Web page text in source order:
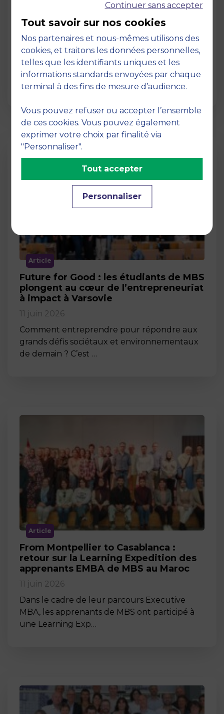
de l’Économie Numérique 2026 : un
engagement au service de
l’innovation en occitanie
12 juin 2026
La semaine dernière, le campus de MBS
School of Business a ouvert ses portes aux
jurys des Trophées …
Article
Future for Good : les étudiants de MBS
plongent au cœur de l’entrepreneuriat
à impact à Varsovie
11 juin 2026
Comment entreprendre pour répondre aux
grands défis sociétaux et environnementaux
de demain ? C’est …
Article
From Montpellier to Casablanca :
retour sur la Learning Expedition des
apprenants EMBA de MBS au Maroc
11 juin 2026
Dans le cadre de leur parcours Executive
MBA, les apprenants de MBS ont participé à
une Learning Exp…
Continuer sans accepter
Tout savoir sur nos cookies
Nos partenaires et nous-mêmes utilisons des
cookies, et traitons les données personnelles,
telles que les identifiants uniques et les
informations standards envoyées par chaque
terminal à des fins de mesure d’audience.
Vous pouvez refuser ou accepter l’ensemble
de ces cookies. Vous pouvez également
exprimer votre choix par finalité via
"Personnaliser".
Personnaliser
Tout accepter